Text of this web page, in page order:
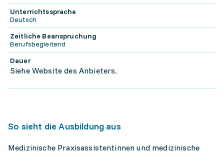
Unterrichtssprache
Deutsch
Zeitliche Beanspruchung
Berufsbegleitend
Dauer
Siehe Website des Anbieters.
So sieht die Ausbildung aus
Medizinische Praxisassistentinnen und medizinische